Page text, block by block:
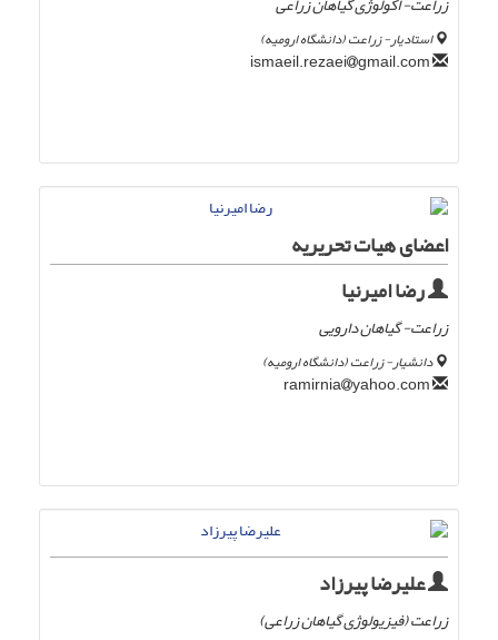
استادیار- زراعت (دانشگاه ارومیه)
gmail.com
اعضای هیات تحریریه
رضا امیرنیا
زراعت- گیاهان دارویی
دانشیار- زراعت (دانشگاه ارومیه)
yahoo.com
علیرضا پیرزاد
زراعت (فیزیولوژی گیاهان زراعی)